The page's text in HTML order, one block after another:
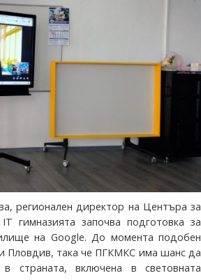
регионален директор на Центъра за
гимназията започва подготовка за
на Google. До момента подобен
Пловдив, така че ПГКМКС има шанс да
страната, включена в световната